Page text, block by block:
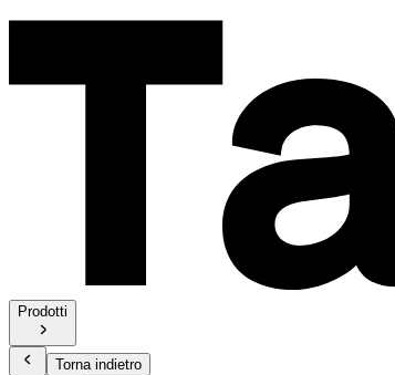
Prodotti
Torna indietro